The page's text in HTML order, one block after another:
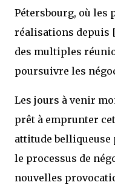
Pétersbourg, où les
réalisations depuis
des multiples
poursuivre les
Les jours à venir
prêt à emprunter
attitude belliqueuse
le processus de
nouvelles